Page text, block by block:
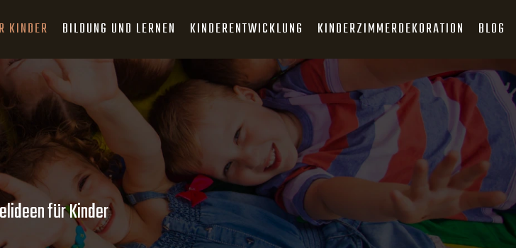
KINDER BILDUNG UND LERNEN KINDERENTWICKLUNG KINDERZIMMERDEKORATION BLOG
für Kinder